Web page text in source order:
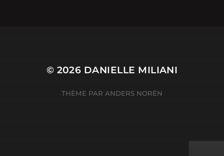
© 2026 DANIELLE MILIANI
THÈME PAR ANDERS NORÉN